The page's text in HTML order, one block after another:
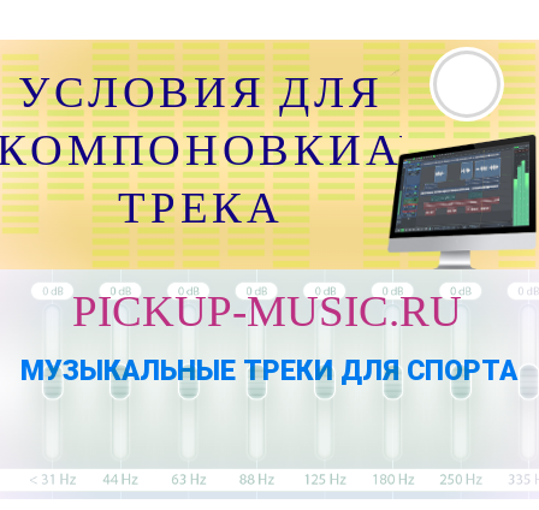
УСЛОВИЯ ДЛЯ
ТРЕКА
PICKUP-MUSIC.RU
МУЗЫКАЛЬНЫЕ ТРЕКИ ДЛЯ СПОРТА